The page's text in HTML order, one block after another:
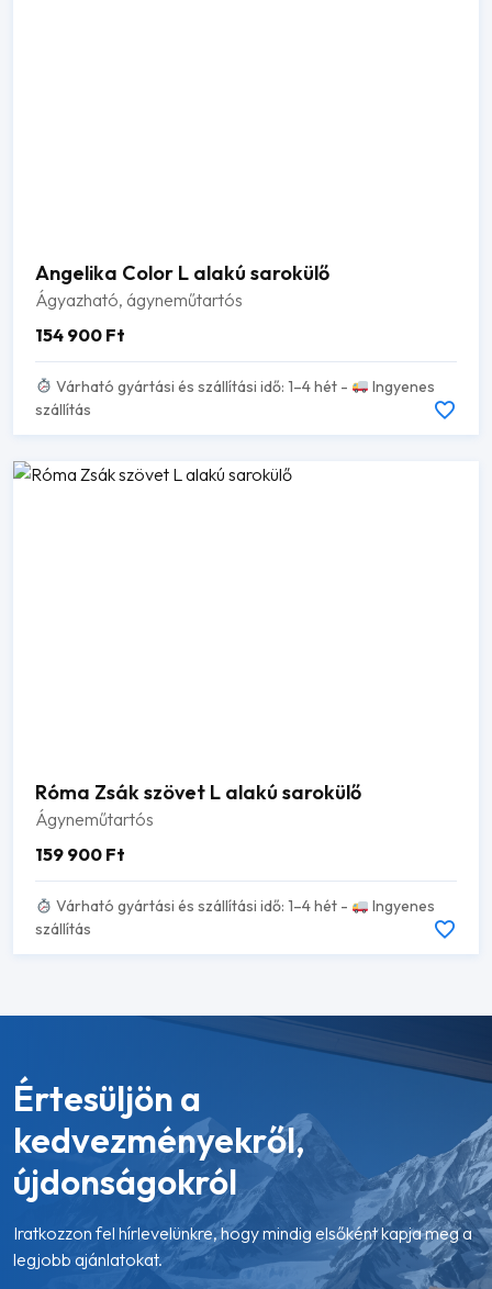
Angelika Color L alakú sarokülő
Ágyazható, ágyneműtartós
154 900 Ft
Várható gyártási és szállítási idő: 1–4 hét -
Ingyenes
szállítás
Róma Zsák szövet L alakú sarokülő
Ágyneműtartós
159 900 Ft
Várható gyártási és szállítási idő: 1–4 hét -
Ingyenes
szállítás
Értesüljön a
kedvezményekről,
újdonságokról
Iratkozzon fel hírlevelünkre, hogy mindig elsőként kapja meg a
legjobb ajánlatokat.